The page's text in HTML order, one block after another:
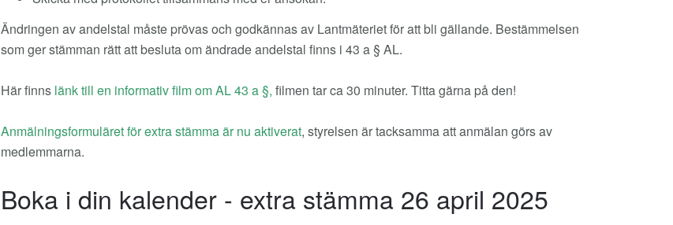
Ändringen av andelstal måste prövas och godkännas av Lantmäteriet för att bli gällande. Bestämmelsen
som ger stämman rätt att besluta om ändrade andelstal finns i 43 a § AL.
Här finns länk till en informativ film om AL 43 a §, filmen tar ca 30 minuter. Titta gärna på den!
Anmälningsformuläret för extra stämma är nu aktiverat, styrelsen är tacksamma att anmälan görs av
medlemmarna.
Boka i din kalender - extra stämma 26 april 2025